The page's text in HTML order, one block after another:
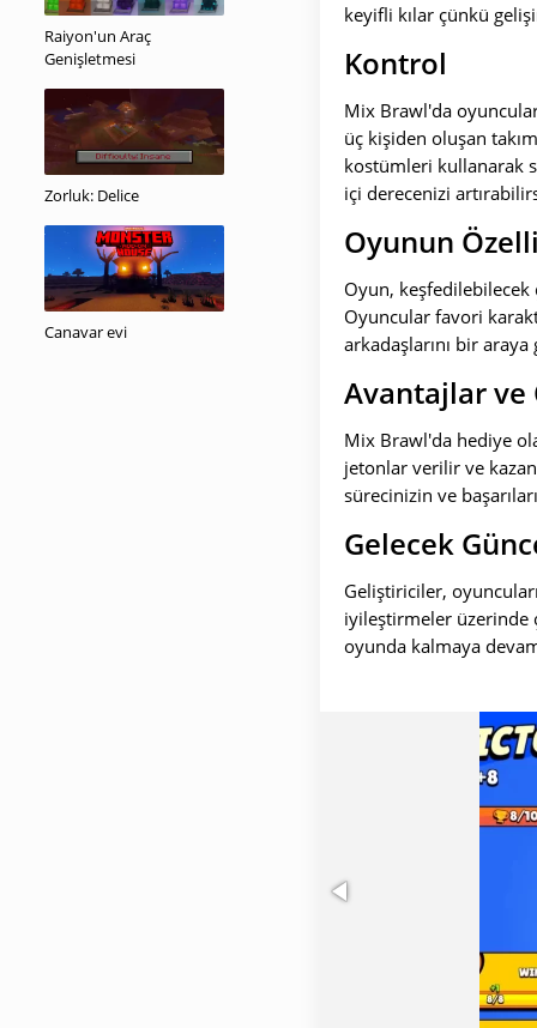
Raiyon'un Araç
Genişletmesi
Zorluk: Delice
Canavar evi
keyifli kılar çünkü
Kontrol
Mix Brawl'da
üç kişiden oluşan
kostümleri kullanarak
içi derecenizi
Oyunun
Oyun,
Oyuncular favori
arkadaşlarını bir araya
Avantajlar ve
Mix Brawl'da hediye
jetonlar verilir ve
sürecinizin ve
Gelecek
Geliştiriciler,
iyileştirmeler üzerinde
oyunda kalmaya